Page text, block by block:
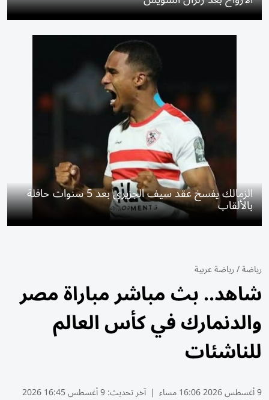
الزمالك يفسخ عقد سيف الجزيري بعد 5 سنوات حافلة
بالألقاب
رياضة/رياضة عربية
شاهد.. بث مباشر مباراة مصر
والدنمارك في كأس العالم
للناشئات
9 أغسطس 2026 16:06 مساء | آخر تحديث:9 أغسطس 16:45 2026